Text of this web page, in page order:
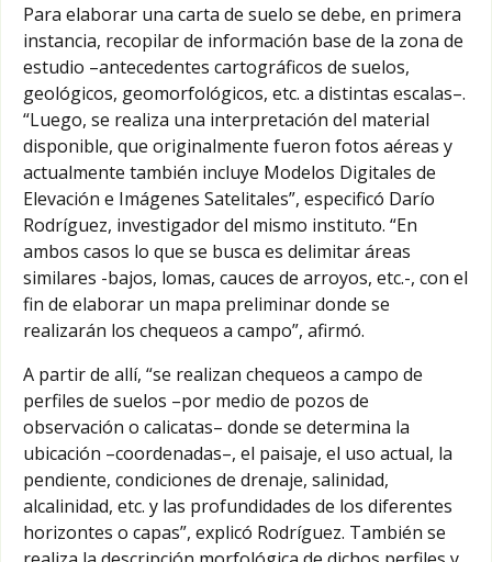
Para elaborar una carta de suelo se debe, en primera
instancia, recopilar de información base de la zona de
estudio –antecedentes cartográficos de suelos,
geológicos, geomorfológicos, etc. a distintas escalas–.
“Luego, se realiza una interpretación del material
disponible, que originalmente fueron fotos aéreas y
actualmente también incluye Modelos Digitales de
Elevación e Imágenes Satelitales”, especificó Darío
Rodríguez, investigador del mismo instituto. “En
ambos casos lo que se busca es delimitar áreas
similares -bajos, lomas, cauces de arroyos, etc.-, con el
fin de elaborar un mapa preliminar donde se
realizarán los chequeos a campo”, afirmó.
A partir de allí, “se realizan chequeos a campo de
perfiles de suelos –por medio de pozos de
observación o calicatas– donde se determina la
ubicación –coordenadas–, el paisaje, el uso actual, la
pendiente, condiciones de drenaje, salinidad,
alcalinidad, etc. y las profundidades de los diferentes
horizontes o capas”, explicó Rodríguez. También se